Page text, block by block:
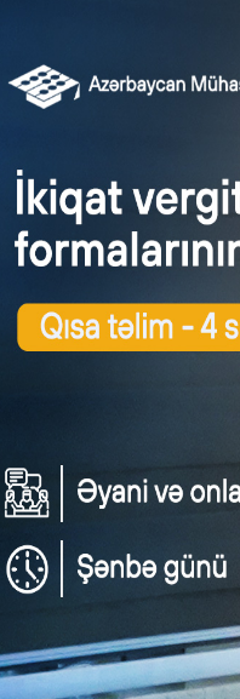
İstifadəçi işçilərlə
təmsilçinin (rəhbərin)